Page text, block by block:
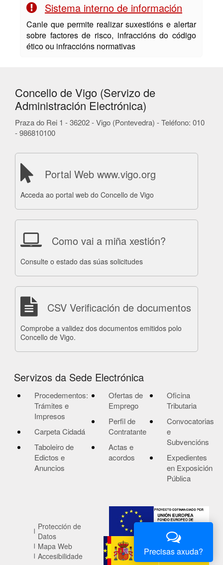
Sistema interno de información
Canle que permite realizar suxestións e alertar
sobre factores de risco, infraccións do código
ético ou infraccións normativas
Concello de Vigo (Servizo de
Administración Electrónica)
Praza do Rei 1 - 36202 - Vigo (Pontevedra) - Teléfono: 010
- 986810100
Portal Web www.vigo.org
Acceda ao portal web do Concello de Vigo
Como vai a miña xestión?
Consulte o estado das súas solicitudes
CSV Verificación de documentos
Comprobe a validez dos documentos emitidos polo
Concello de Vigo.
Servizos da Sede Electrónica
Procedementos:
Trámites e
Impresos
Carpeta Cidadá
Taboleiro de
Edictos e
Anuncios
Ofertas de
Emprego
Perfil de
Contratante
Actas e
acordos
Oficina
Tributaria
Convocatorias
e
Subvencións
Expedientes
en Exposición
Pública
Protección de
Datos
Mapa Web
Accesibilidade
Precisas axuda?